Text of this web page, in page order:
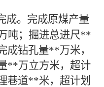
成。完成原煤产量
吨；掘进总进尺**
成钻孔量**万米，
**万立方米，超计
巷道**米，超计划